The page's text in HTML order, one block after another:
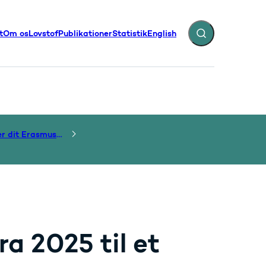
Om osLovstofPublikationerStatistikEnglish Fold søgefelt ud
- Flere links
Administrer dit Erasmus+ tilskud
2025 til et